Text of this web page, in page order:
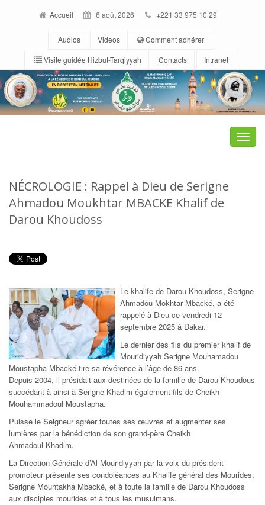
Accueil 6 août 2026 +221 33 975 10 29
Audios Videos
Comment adhérer
Visite guidée Hizbut-Tarqiyyah
Contacts Intranet
Toggle
NÉCROLOGIE : Rappel à Dieu de Serigne
Ahmadou Moukhtar MBACKE Khalif de
Darou Khoudoss
Le khalife de Darou Khoudoss, Serigne
Ahmadou Mokhtar Mbacké, a été
rappelé à Dieu ce vendredi 12
septembre 2025 à Dakar.
Le dernier des fils du premier khalif de
Mouridiyyah Serigne Mouhamadou
Moustapha Mbacké tire sa révérence à l’âge de 86 ans.
Depuis 2004, il présidait aux destinées de la famille de Darou Khoudous
succédant à ainsi à Serigne Khadim également fils de Cheikh
Mouhammadoul Moustapha.
Puisse le Seigneur agréer toutes ses œuvres et augmenter ses
lumières par la bénédiction de son grand-père Cheikh
Ahmadoul Khadim.
La Direction Générale d’Al Mouridiyyah par la voix du président
promoteur présente ses condoléances au Khalife général des Mourides,
Serigne Mountakha Mbacké, et à toute la famille de Darou Khoudoss
aux disciples mourides et à tous les musulmans.